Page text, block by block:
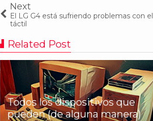
Next
El LG G4 está sufriendo problemas con el
táctil
Related Post
Todos los dispositivos que
pueden (de alguna manera)